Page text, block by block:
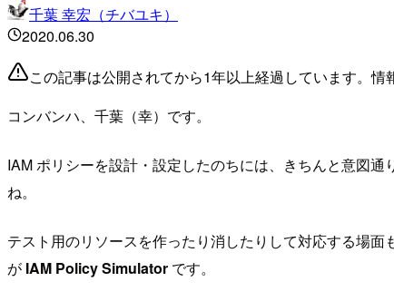
千葉 幸宏（チバユキ）
2020.06.30
この記事は公開されてから1年以上経過しています。情
コンバンハ、千葉（幸）です。
IAM ポリシーを設計・設定したのちには、きちんと意図
ね。
テスト用のリソースを作ったり消したりして対応する場
が IAM Policy Simulator です。